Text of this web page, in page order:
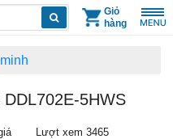
Giỏ
hàng
5HWS
Lượt xem 3465